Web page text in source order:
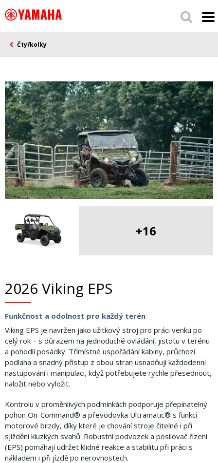
Čtyřkolky
+16
2026 Viking EPS
Funkčnost a odolnost pro každý terén
Viking EPS je navržen jako užitkový stroj pro práci venku po
celý rok – s důrazem na jednoduché ovládání, jistotu v terénu
a pohodlí posádky. Třímístné uspořádání kabiny, průchozí
podlaha a snadný přístup z obou stran usnadňují každodenní
nastupování i manipulaci, když potřebujete rychle přesednout,
naložit nebo vyložit.
Kontrolu v proměnlivých podmínkách podporuje přepínatelný
pohon On-Command® a převodovka Ultramatic® s funkcí
motorové brzdy, díky které je chování stroje čitelné i při
sjíždění kluzkých svahů. Robustní podvozek a posilovač řízení
(EPS) pomáhají udržet klidné reakce a stabilitu při práci s
nákladem i při jízdě po nerovnostech.